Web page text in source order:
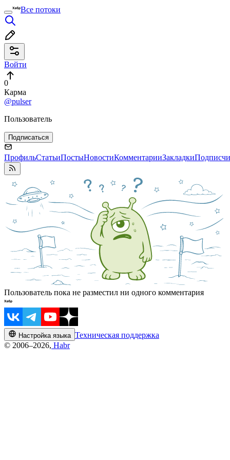
Все потоки
Войти
0
Карма
@pulser
Пользователь
Подписаться
ПрофильСтатьиПостыНовостиКомментарииЗакладки
Пользователь пока не разместил ни одного комментария
Настройка языка Техническая поддержка
© 2006–2026, Habr